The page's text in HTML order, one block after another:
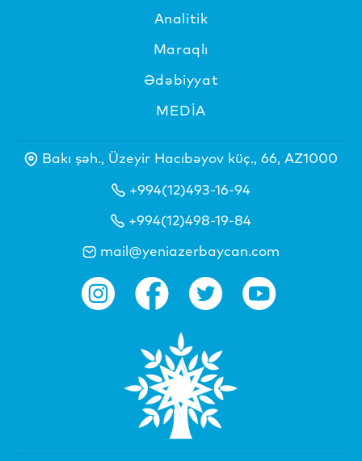
Analitik
Maraqlı
Ədəbiyyat
MEDİA
Bakı şəh., Üzeyir Hacıbəyov küç., 66, AZ1000
+994(12)493-16-94
+994(12)498-19-84
mail@yeniazerbaycan.com